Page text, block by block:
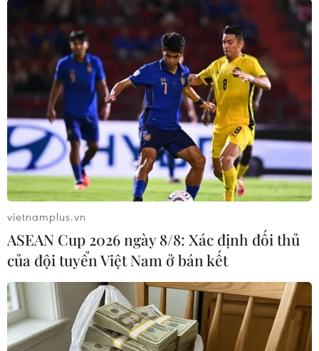
(TTXVN/Vietnam+)
#Nhà máy điện gió #Quảng Trị
#Năng lượng tái tạo
#Hệ thống điện Quốc gia
#Tuabin
#GELEX Energy
Quảng Trị
vietnamplus.vn
ASEAN Cup 2026 ngày 8/8: Xác định đối thủ
của đội tuyển Việt Nam ở bán kết